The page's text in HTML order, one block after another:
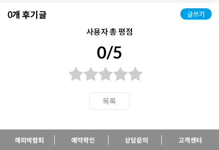
0개 후기글 글쓰기
사용자 총 평점
0/5
목록
해외박람회 예약확인 상담문의 고객센터